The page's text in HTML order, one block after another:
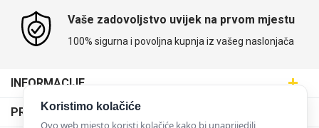
Vaše zadovoljstvo uvijek na prvom mjestu
100% sigurna i povoljna kupnja iz vašeg naslonjača
INFORMACIJE
Maskice.hr - Web trgovina
SVIJET MASKICA d.o.o.
PRODAJNA MJESTA
Koristimo kolačiće
Ovo web mjesto koristi kolačiće kako bi unaprijedili